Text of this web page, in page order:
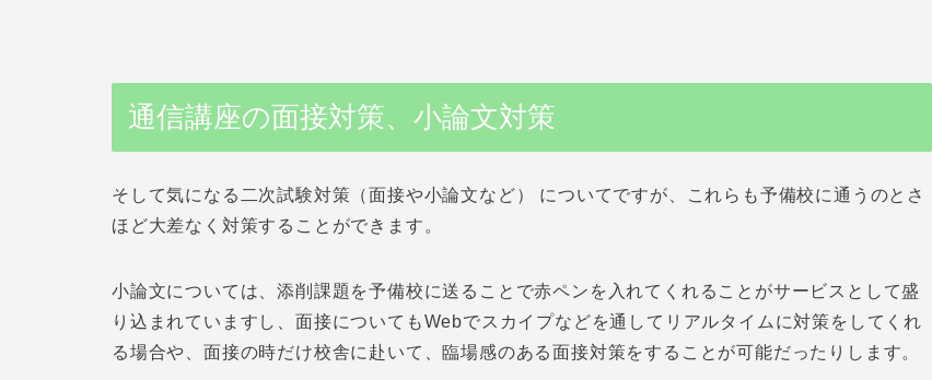
通信講座の面接対策、小論文対策
そして気になる二次試験対策（面接や小論文など） についてですが、これらも予備校に通うのとさ
ほど大差なく対策することができます。
小論文については、添削課題を予備校に送ることで赤ペンを入れてくれることがサービスとして盛
り込まれていますし、面接についてもWebでスカイプなどを通してリアルタイムに対策をしてくれ
る場合や、面接の時だけ校舎に赴いて、臨場感のある面接対策をすることが可能だったりします。